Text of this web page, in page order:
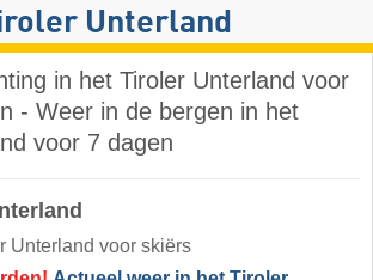
Unterland
in het Tiroler Unterland voor
- Weer in de bergen in het
voor 7 dagen
Unterland voor skiërs